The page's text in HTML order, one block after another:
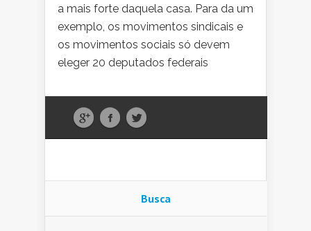
a mais forte daquela casa. Para da um
exemplo, os movimentos sindicais e
os movimentos sociais só devem
eleger 20 deputados federais
Busca